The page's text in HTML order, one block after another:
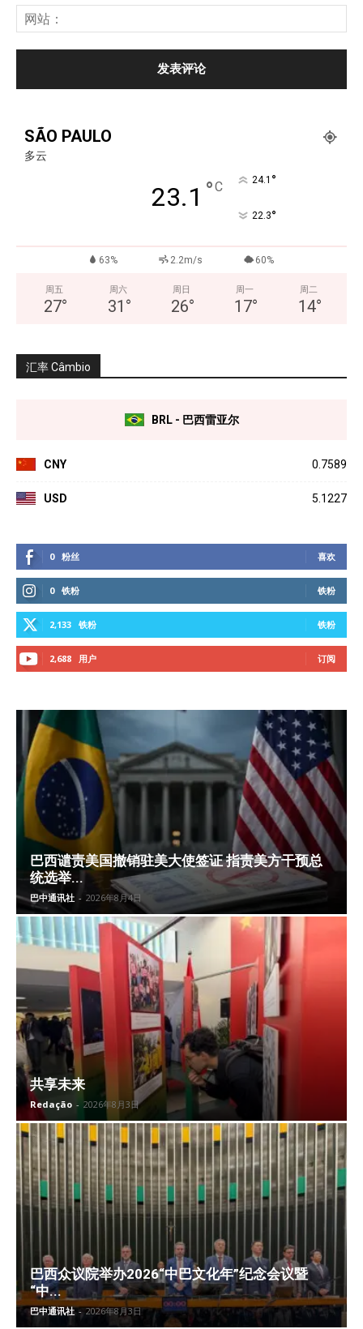
SÃO PAULO
多云
23.1 °C 24.1 °
22.3°
63% 2.2m/s 60%
周五
27°
周六
31 °
周日
26°
周一
17°
周二
14°
汇率 Câmbio
BRL - 巴西雷亚尔
CNY 0.7589
USD 5.1227
0 粉丝 喜欢
0 铁粉 铁粉
2,133 铁粉 铁粉
2,688 用户 订阅
巴西谴责美国撤销驻美大使签证 指责美方干预总
统选举...
巴中通讯社 - 2026年8月4日
共享未来
Redação - 2026年8月3日
巴西众议院举办2026“中巴文化年”纪念会议暨
“中...
巴中通讯社 - 2026年8月3日